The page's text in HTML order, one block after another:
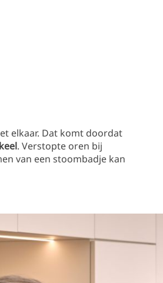
elkaar. Dat komt doordat
. Verstopte oren bij
van een stoombadje kan